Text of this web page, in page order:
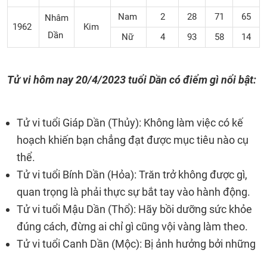
1962
Nhâm
Dần
Kim
Nam 2 28 71
65
Nữ
4 93 58 14
Tử vi hôm nay20/4/2023tuổi Dần có điểm gì nổi bật:
Tử vi tuổi Giáp Dần (Thủy): Không làm việc có kế
hoạch khiến bạn chẳng đạt được mục tiêu nào cụ
thể.
Tử vi tuổi Bính Dần (Hỏa): Trăn trở không được gì,
quan trọng là phải thực sự bắt tay vào hành động.
Tử vi tuổi Mậu Dần (Thổ): Hãy bồi dưỡng sức khỏe
đúng cách, đừng ai chỉ gì cũng vội vàng làm theo.
Tử vi tuổi Canh Dần (Mộc): Bị ảnh hưởng bởi những